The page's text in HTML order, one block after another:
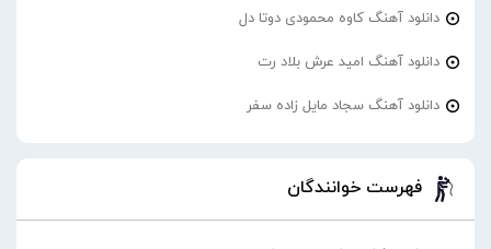
دانلود آهنگ کاوه محمودی دوتا دل
دانلود آهنگ امید عرش بلاد رت
دانلود آهنگ سجاد مایل زاده سفر
فهرست خوانندگان